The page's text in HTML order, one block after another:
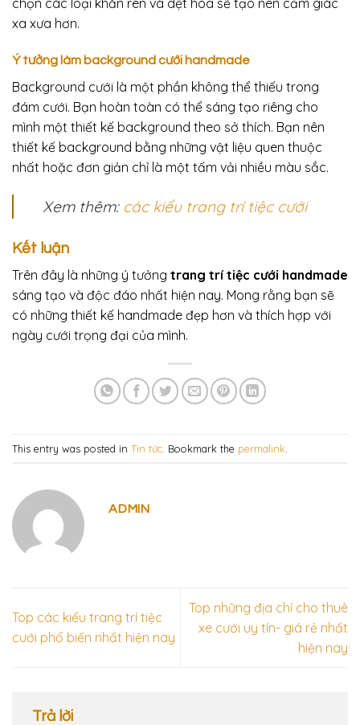
chọn các loại khăn ren và dệt hoa sẽ tạo nên cảm giác
xa xưa hơn.
Ý tưởng làm background cưới handmade
Background cưới là một phần không thể thiếu trong
đám cưới. Bạn hoàn toàn có thể sáng tạo riêng cho
mình một thiết kế background theo sở thích. Bạn nên
thiết kế background bằng những vật liệu quen thuộc
nhất hoặc đơn giản chỉ là một tấm vải nhiều màu sắc.
Xem thêm: các kiểu trang trí tiệc cưới
Kết luận
Trên đây là những ý tưởng trang trí tiệc cưới handmade
sáng tạo và độc đáo nhất hiện nay. Mong rằng bạn sẽ
có những thiết kế handmade đẹp hơn và thích hợp với
ngày cưới trọng đại của mình.
This entry was posted in Tin tức . Bookmark the permalink
ADMIN
Top các kiểu trang trí tiệc
cưới phổ biến nhất hiện nay
Top những địa chỉ cho thuê
xe cưới uy tín- giá rẻ nhất
hiện nay
Trả lời